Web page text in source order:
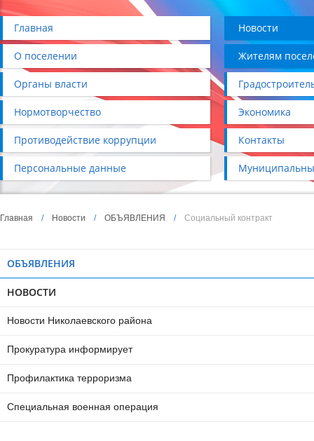
Главная Новости
О поселении Жителям
Органы власти
Нормотворчество Экономика
Противодействие коррупции Контакты
Персональные данные
Главная / Новости / ОБЪЯВЛЕНИЯ / Социальный контракт
ОБЪЯВЛЕНИЯ
НОВОСТИ
Новости Николаевского района
Прокуратура информирует
Профилактика терроризма
Специальная военная операция